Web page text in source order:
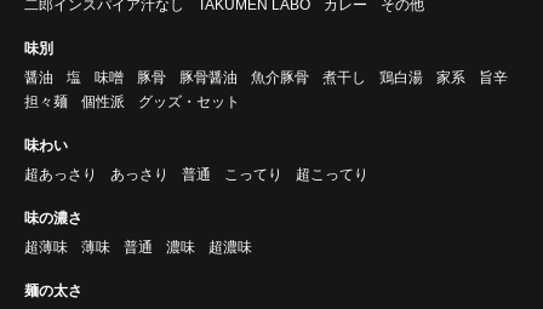
二郎インスパイア汁なし
TAKUMEN LABO カレー その他
味別
醤油
塩 味噌 豚骨 豚骨醤油 魚介豚骨 煮干し 鶏白湯 家系
旨辛
担々麺
個性派 グッズ・セット
味わい
超あっさり
あっさり 普通 こってり 超こってり
味の濃さ
超薄味
薄味 普通 濃味 超濃味
麺の太さ